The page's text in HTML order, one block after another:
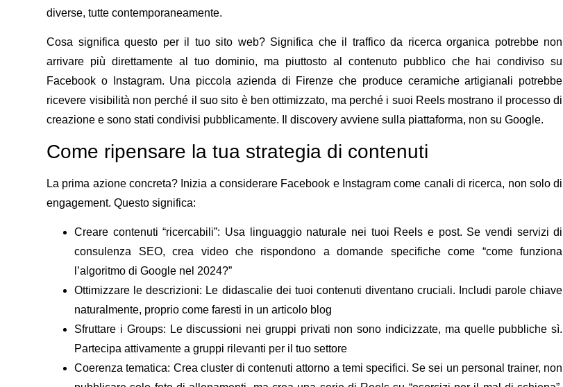
diverse, tutte contemporaneamente.
Cosa significa questo per il tuo sito web? Significa che il traffico da ricerca organica potrebbe non
arrivare più direttamente al tuo dominio, ma piuttosto al contenuto pubblico che hai condiviso su
Facebook o Instagram. Una piccola azienda di Firenze che produce ceramiche artigianali potrebbe
ricevere visibilità non perché il suo sito è ben ottimizzato, ma perché i suoi Reels mostrano il processo di
creazione e sono stati condivisi pubblicamente. Il discovery avviene sulla piattaforma, non su Google.
Come ripensare la tua strategia di contenuti
La prima azione concreta? Inizia a considerare Facebook e Instagram come canali di ricerca, non solo di
engagement. Questo significa:
Creare contenuti “ricercabili”: Usa linguaggio naturale nei tuoi Reels e post. Se vendi servizi di
consulenza SEO, crea video che rispondono a domande specifiche come “come funziona
l’algoritmo di Google nel 2024?”
Ottimizzare le descrizioni: Le didascalie dei tuoi contenuti diventano cruciali. Includi parole chiave
naturalmente, proprio come faresti in un articolo blog
Sfruttare i Groups: Le discussioni nei gruppi privati non sono indicizzate, ma quelle pubbliche sì.
Partecipa attivamente a gruppi rilevanti per il tuo settore
Coerenza tematica: Crea cluster di contenuti attorno a temi specifici. Se sei un personal trainer, non